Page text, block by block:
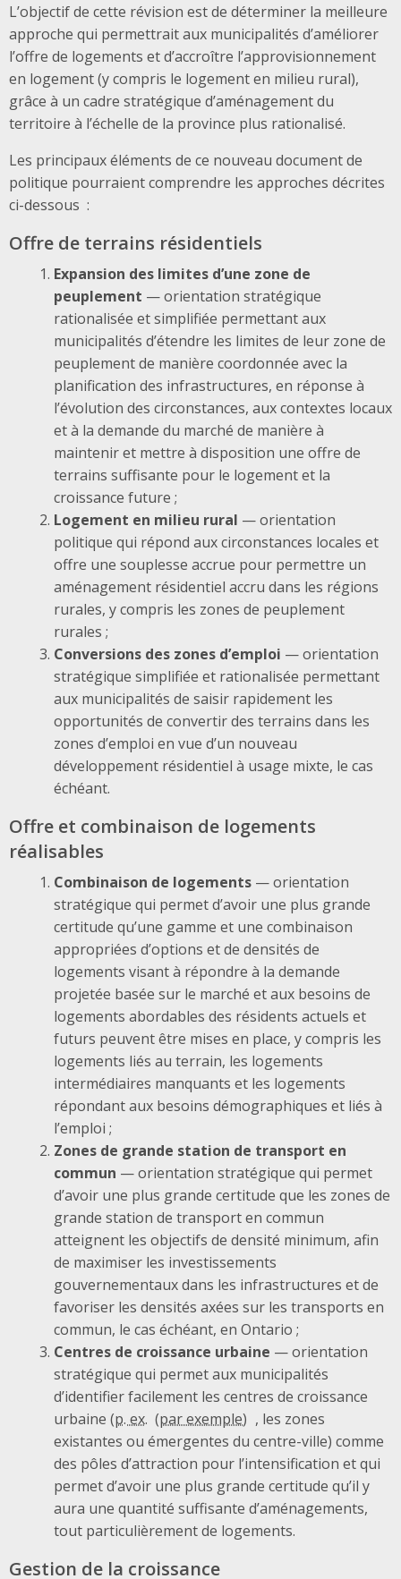
L’objectif de cette révision est de déterminer la meilleure
approche qui permettrait aux municipalités d’améliorer
l’offre de logements et d’accroître l’approvisionnement
en logement (y compris le logement en milieu rural),
grâce à un cadre stratégique d’aménagement du
territoire à l’échelle de la province plus rationalisé.
Les principaux éléments de ce nouveau document de
politique pourraient comprendre les approches décrites
ci-dessous :
Offre de terrains résidentiels
Expansion des limites d’une zone de
peuplement — orientation stratégique
rationalisée et simplifiée permettant aux
municipalités d’étendre les limites de leur zone de
peuplement de manière coordonnée avec la
planification des infrastructures, en réponse à
l’évolution des circonstances, aux contextes locaux
et à la demande du marché de manière à
maintenir et mettre à disposition une offre de
terrains suffisante pour le logement et la
croissance future ;
Logement en milieu rural — orientation
politique qui répond aux circonstances locales et
offre une souplesse accrue pour permettre un
aménagement résidentiel accru dans les régions
rurales, y compris les zones de peuplement
rurales ;
Conversions des zones d’emploi — orientation
stratégique simplifiée et rationalisée permettant
aux municipalités de saisir rapidement les
opportunités de convertir des terrains dans les
zones d’emploi en vue d’un nouveau
développement résidentiel à usage mixte, le cas
échéant.
Offre et combinaison de logements
réalisables
Combinaison de logements— orientation
stratégique qui permet d’avoir une plus grande
certitude qu’une gamme et une combinaison
appropriées d’options et de densités de
logements visant à répondre à la demande
projetée basée sur le marché et aux besoins de
logements abordables des résidents actuels et
futurs peuvent être mises en place, y compris les
logements liés au terrain, les logements
intermédiaires manquants et les logements
répondant aux besoins démographiques et liés à
l’emploi ;
Zones de grande station de transport en
commun — orientation stratégique qui permet
d’avoir une plus grande certitude que les zones de
grande station de transport en commun
atteignent les objectifs de densité minimum, afin
de maximiser les investissements
gouvernementaux dans les infrastructures et de
favoriser les densités axées sur les transports en
commun, le cas échéant, en Ontario ;
Centres de croissance urbaine — orientation
stratégique qui permet aux municipalités
d’identifier facilement les centres de croissance
urbaine (p. ex.
, les zones
existantes ou émergentes du centre-ville) comme
des pôles d’attraction pour l’intensification et qui
permet d’avoir une plus grande certitude qu’il y
aura une quantité suffisante d’aménagements,
tout particulièrement de logements.
Gestion de la croissance